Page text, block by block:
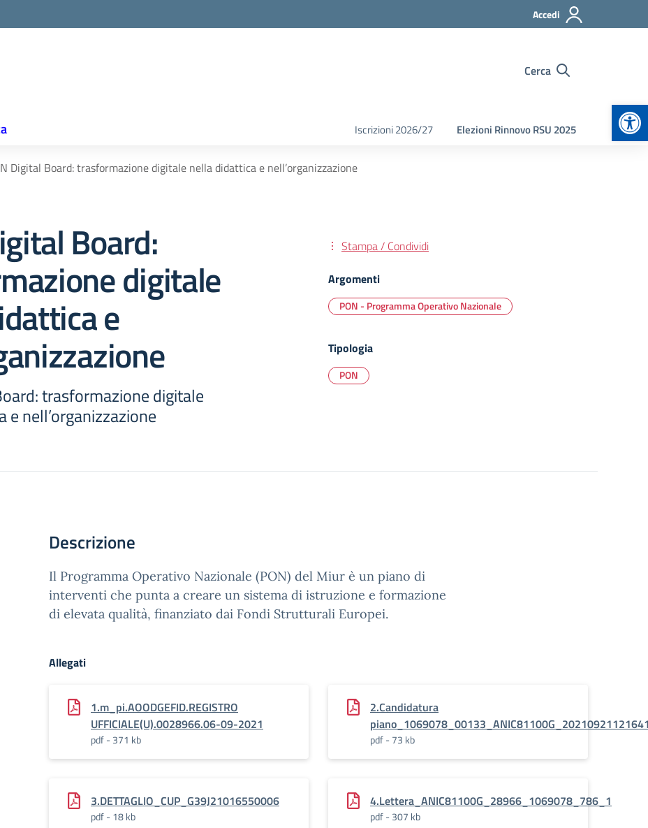
Accedi
Cerca
Iscrizioni 2026/27 Elezioni Rinnovo RSU 2025
Digital Board: trasformazione digitale nella didattica e nell’organizzazione
Board:
digitale
e
trasformazione digitale
e nell’organizzazione
Stampa / Condividi
Argomenti
PON - Programma Operativo Nazionale
Tipologia
PON
Descrizione
Il Programma Operativo Nazionale (PON) del Miur è un piano di
interventi che punta a creare un sistema di istruzione e formazione
di elevata qualità, finanziato dai Fondi Strutturali Europei.
Allegati
1.m_pi.AOODGEFID.REGISTRO
UFFICIALE(U).0028966.06-09-2021
pdf - 371 kb
2.Candidatura
pdf - 73 kb
3.DETTAGLIO_CUP_G39J21016550006
pdf - 18 kb
4.Lettera_ANIC81100G_28966_1069078_786_1
pdf - 307 kb